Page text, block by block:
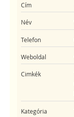
Cím
Név
Telefon
Weboldal
Cimkék
Kategória